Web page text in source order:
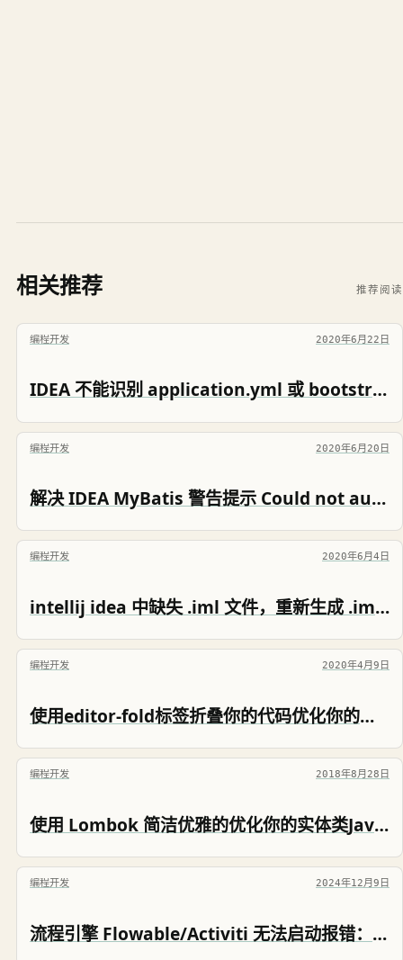
相关推荐 推荐阅读
编程开发 2020年6月22日
IDEA 不能识别 application.yml 或 bootstrap.yml yaml配置文件
编程开发 2020年6月20日
解决 IDEA MyBatis 警告提示 Could not autowire. No beans of 'XXXMapper' type found.
编程开发 2020年6月4日
intellij idea 中缺失 .iml 文件，重新生成 .iml 文件
编程开发 2020年4月9日
使用editor-fold标签折叠你的代码优化你的代码结构
编程开发 2018年8月28日
使用 Lombok 简洁优雅的优化你的实体类JavaBean代码-Java的奇淫巧技
编程开发 2024年12月9日
流程引擎 Flowable/Activiti 无法启动报错：liquibase - Waiting for changelog lock....